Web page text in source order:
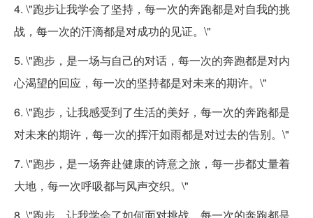
4. \"跑步让我学会了坚持，每一次的奔跑都是对自我的挑
战，每一次的汗滴都是对成功的见证。\"
5. \"跑步，是一场与自己的对话，每一次的奔跑都是对内
心渴望的回应，每一次的坚持都是对未来的期许。\"
6. \"跑步，让我感受到了生活的美好，每一次的奔跑都是
对未来的期许，每一次的挥汗如雨都是对过去的告别。\"
7. \"跑步，是一场奔赴健康的诗意之旅，每一步都丈量着
大地，每一次呼吸都与风声交织。\"